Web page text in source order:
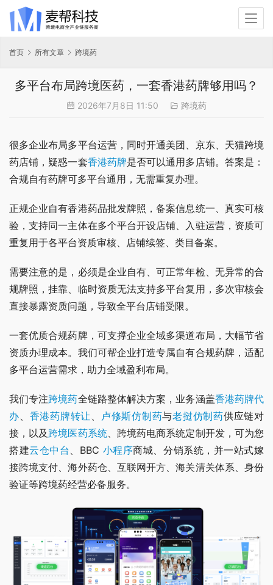
首页 所有文章 跨境药
多平台布局跨境医药，一套香港药牌够用吗？
2026年7月8日 11:50 跨境药
很多企业布局多平台运营，同时开通美团、京东、天猫跨境
药店铺，疑惑一套香港药牌是否可以通用多店铺。答案是：
合规自有药牌可多平台通用，无需重复办理。
正规企业自有香港药品批发牌照，备案信息统一、真实可核
验，支持同一主体在多个平台开设店铺、入驻运营，资质可
重复用于各平台资质审核、店铺续签、类目备案。
需要注意的是，必须是企业自有、可正常年检、无异常的合
规牌照，挂靠、临时资质无法支持多平台复用，多次审核会
直接暴露资质问题，导致全平台店铺受限。
一套优质合规药牌，可支撑企业全域多渠道布局，大幅节省
资质办理成本。我们可帮企业打造专属自有合规药牌，适配
多平台运营需求，助力全域盈利布局。
我们专注跨境药全链路整体解决方案，业务涵盖香港药牌代
办、 香港药牌转让 、 卢修斯仿制药与老挝仿制药供应链对
接，以及 跨境医药系统、跨境药电商系统定制开发，可为您
搭建云仓中台 、BBC 小程序商城、分销系统，并一站式嫁
接跨境支付、海外药仓、互联网开方、海关清关体系、身份
验证等跨境药经营必备服务。